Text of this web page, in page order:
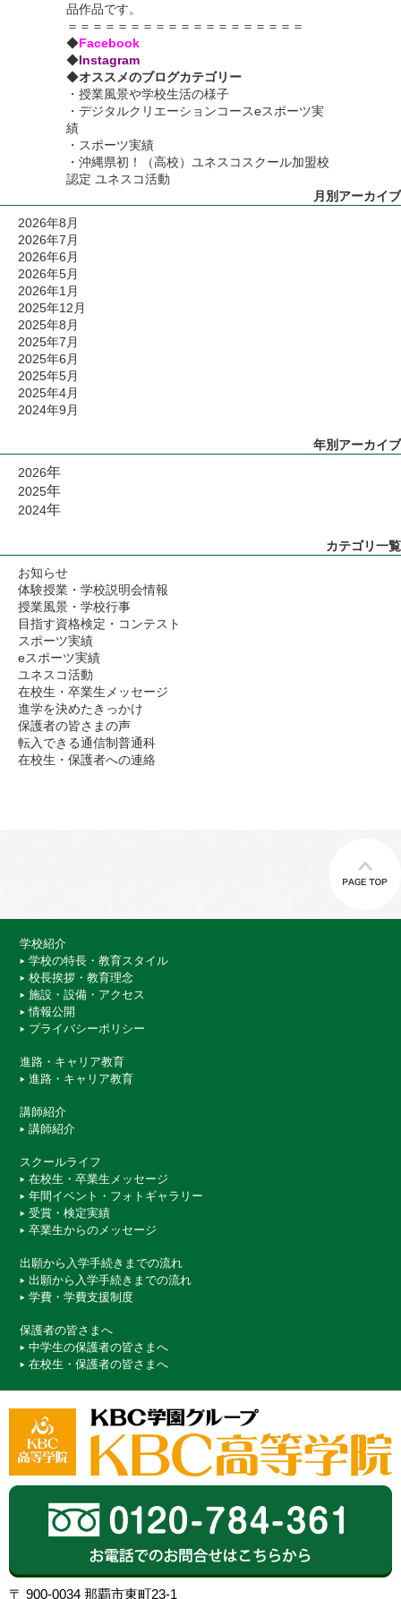
品作品です。
＝＝＝＝＝＝＝＝＝＝＝＝＝＝＝＝＝＝＝
◆Facebook
◆Instagram
◆オススメのブログカテゴリー
・ 授業風景や学校生活の様子
・ デジタルクリエーションコースeスポーツ実
績
・ スポーツ実績
・沖縄県初！（高校）ユネスコスクール加盟校
認定 ユネスコ活動
月別アーカイブ
2026年8月
2026年7月
2026年6月
2026年5月
2026年1月
2025年12月
2025年8月
2025年7月
2025年6月
2025年5月
2025年4月
2024年9月
年別アーカイブ
2026年
2025年
2024年
カテゴリ一覧
お知らせ
体験授業・学校説明会情報
授業風景・学校行事
目指す資格検定・コンテスト
スポーツ実績
eスポーツ実績
ユネスコ活動
在校生・卒業生メッセージ
進学を決めたきっかけ
保護者の皆さまの声
転入できる通信制普通科
在校生・保護者への連絡
学校紹介
学校の特長・教育スタイル
校長挨拶・教育理念
施設・設備・アクセス
情報公開
プライバシーポリシー
進路・キャリア教育
進路・キャリア教育
講師紹介
講師紹介
スクールライフ
在校生・卒業生メッセージ
年間イベント・フォトギャラリー
受賞・検定実績
卒業生からのメッセージ
出願から入学手続きまでの流れ
出願から入学手続きまでの流れ
学費・学費支援制度
保護者の皆さまへ
中学生の保護者の皆さまへ
在校生・保護者の皆さまへ
〒 900-0034 那覇市東町23-1